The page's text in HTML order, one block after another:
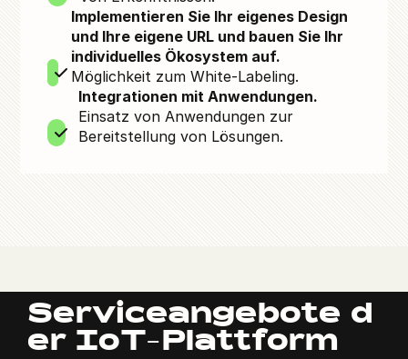
Implementieren Sie Ihr eigenes Design
und Ihre eigene URL und bauen Sie Ihr
individuelles Ökosystem auf.
Möglichkeit zum White-Labeling.
Integrationen mit Anwendungen.
Einsatz von Anwendungen zur
Bereitstellung von Lösungen.
Serviceangebote d
er IoT-Plattform